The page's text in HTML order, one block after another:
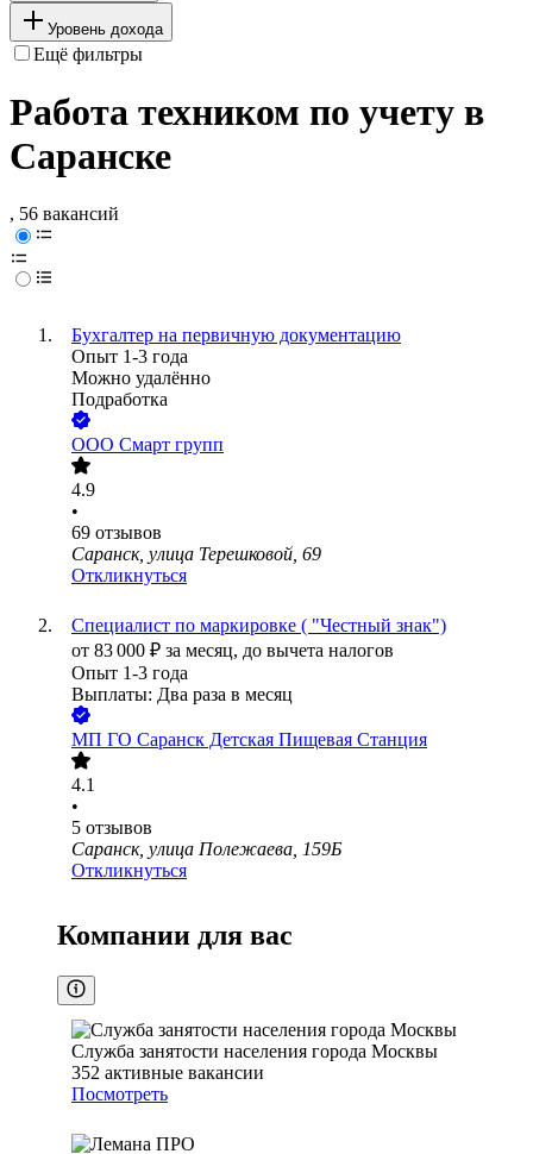
Уровень дохода
Ещё фильтры
Работа техником по учету в
Саранске
, 56 вакансий
Бухгалтер на первичную документацию
Опыт 1-3 года
Можно удалённо
Подработка
ООО Смарт групп
4.9
•
69 отзывов
Саранск, улица Терешковой, 69
Откликнуться
Специалист по маркировке ( "Честный знак")
от 83 000 ₽ за месяц, до вычета налогов
Опыт 1-3 года
Выплаты: Два раза в месяц
МП ГО Саранск Детская Пищевая Станция
4.1
•
5 отзывов
Саранск, улица Полежаева, 159Б
Откликнуться
Компании для вас
Служба занятости населения города Москвы
352 активные вакансии
Посмотреть